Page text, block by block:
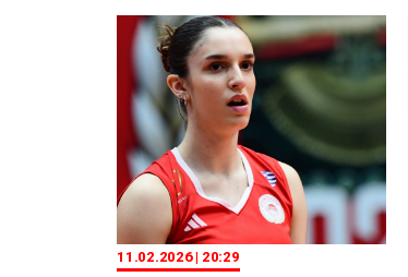
έκανε δηλώσεις.
11.02.2026 | 20:29